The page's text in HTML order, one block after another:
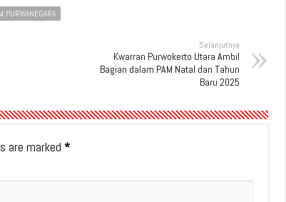
PURWANEGARA
Selanjutnya
Kwarran Purwokerto Utara Ambil
Bagian dalam PAM Natal dan Tahun
Baru 2025
are marked *